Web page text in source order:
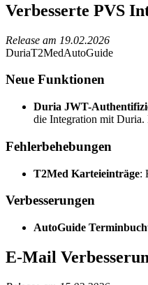
Verbesserte PVS
Release am 19.02.2026
DuriaT2MedAutoGuide
Neue Funktionen
Duria JWT-
die Integration mit Duria.
Fehlerbehebungen
T2Med Karteieinträge:
Verbesserungen
AutoGuide
E-Mail